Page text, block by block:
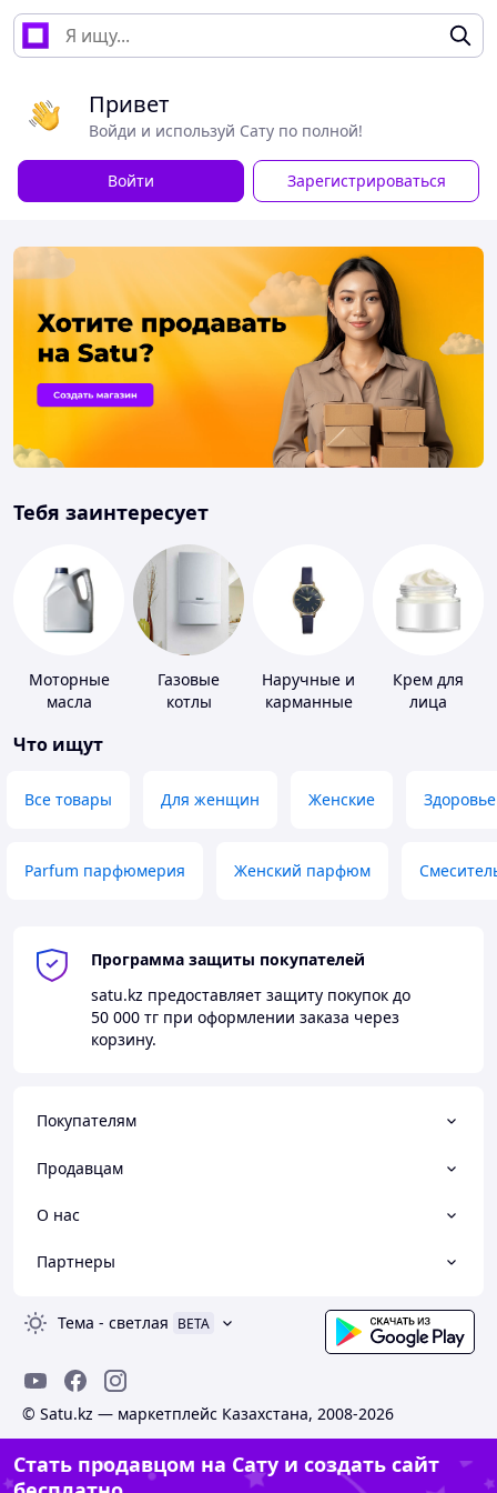
Привет
Войди и используй Сату по полной!
Войти Зарегистрироваться
Тебя заинтересует
Моторные
масла
Газовые
котлы
Наручные и
карманные
Крем для
лица
Что ищут
Все товары Для женщин Женские Здоровье
Parfum парфюмерия Женский парфюм
Программа защиты покупателей
satu.kz предоставляет защиту покупок до
50 000 тг при оформлении заказа через
корзину.
Покупателям
Продавцам
О нас
Партнеры
Тема - светлая BETA
© Satu.kz — маркетплейс Казахстана, 2008-2026
Стать продавцом на Сату и создать сайт